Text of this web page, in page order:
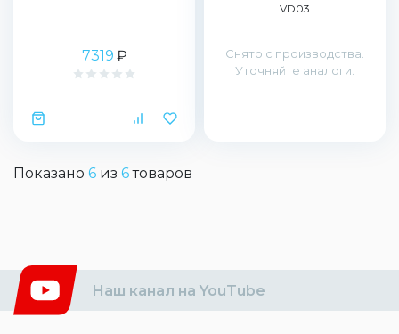
7319 ₽
VD03
Снято с производства.
Уточняйте аналоги.
Показано 6 из 6товаров
Наш канал на YouTube